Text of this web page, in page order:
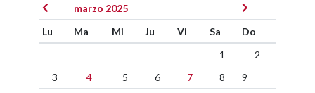
marzo 2025
Lu
Ma Mi Ju Vi Sa
Do
1
2
3
4 5 6 7 8
9